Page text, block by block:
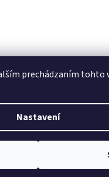
prechádzaním tohto
Nastavení